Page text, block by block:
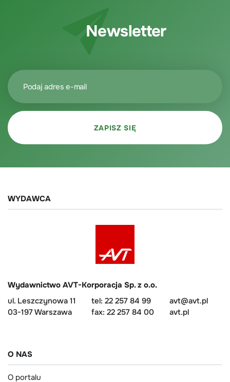
Newsletter
WYDAWCA
Wydawnictwo AVT-Korporacja Sp. z o.o.
ul. Leszczynowa 11
03-197 Warszawa
tel: 22 257 84 99
fax: 22 257 84 00
avt@avt.pl
avt.pl
O NAS
O portalu